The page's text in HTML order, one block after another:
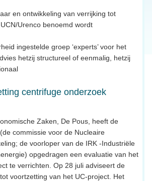
en ontwikkeling van verrijking tot
Urenco benoemd wordt
ingestelde groep ‘experts’ voor het
hetzij structureel of eenmalig, hetzij
centrifuge onderzoek
Zaken, De Pous, heeft de
commissie voor de Nucleaire
de voorloper van de IRK -Industriële
opgedragen een evaluatie van het
te verrichten. Op 28 juli adviseert de
voortzetting van het UC-project. Het